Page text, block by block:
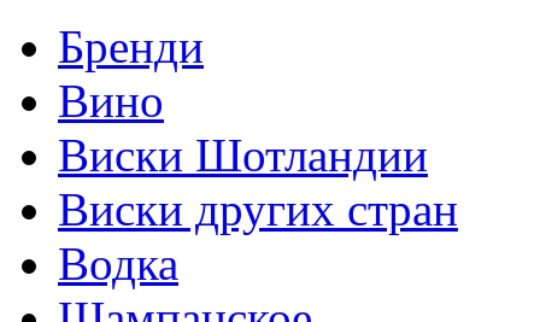
Бренди
Вино
Виски Шотландии
Виски других стран
Водка